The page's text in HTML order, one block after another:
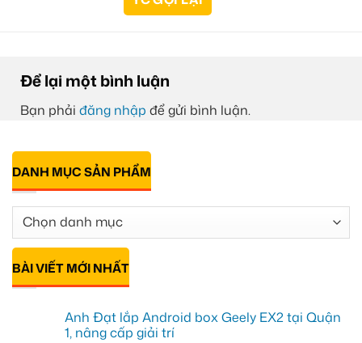
Để lại một bình luận
Bạn phải đăng nhập để gửi bình luận.
DANH MỤC SẢN PHẨM
BÀI VIẾT MỚI NHẤT
Anh Đạt lắp Android box Geely EX2 tại Quận
1, nâng cấp giải trí